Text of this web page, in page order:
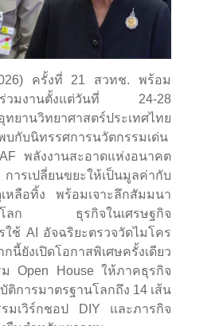
ครั้งที่ 21 สวทช. พร้อม
าร่วมงานตั้งแต่วันที่ 24-28
ทยานวิทยาศาสตร์ประเทศไทย
บกับนิทรรศการนวัตกรรมเด่น
พลังงานสะอาดแห่งอนาคต
รเปลี่ยนขยะให้เป็นมูลค่ากับ
หลือทิ้ง พร้อมเจาะลึกสัมมนา
บโลก ธุรกิจในเศรษฐกิจ
ใช้ AI อัจฉริยะตรวจวัดไมโคร
ยังเปิดโอกาสพิเศษครั้งเดียว
Open House ให้ภาคธุรกิจ
ติการมาตรฐานโลกถึง 14 เส้น
มเวิร์กชอป DIY และภารกิจ